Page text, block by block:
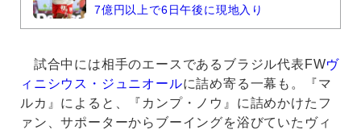
7億円以上で6日午後に現地入り
試合中には相手のエースであるブラジル代表FWヴ
ィニシウス・ジュニオールに詰め寄る一幕も。『マ
ルカ』によると、『カンプ・ノウ』に詰めかけたフ
ァン、サポーターからブーイングを浴びていたヴィ